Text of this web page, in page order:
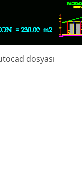
dosyası